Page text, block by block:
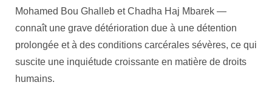
Mohamed Bou Ghalleb et Chadha Haj Mbarek —
connaît une grave détérioration due à une détention
prolongée et à des conditions carcérales sévères, ce qui
suscite une inquiétude croissante en matière de droits
humains.